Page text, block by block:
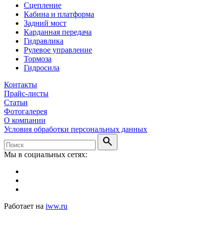
Сцепление
Кабина и платформа
Задний мост
Карданная передача
Гидравлика
Рулевое управление
Тормоза
Гидросила
Контакты
Прайс-листы
Статьи
Фотогалерея
О компании
Условия обработки персональных данных
search
Мы в социальных сетях:
Работает на iww.ru